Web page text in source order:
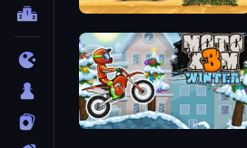
Moto X3M
Moto X3M 4 Winter